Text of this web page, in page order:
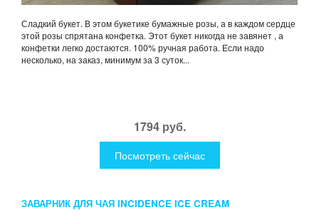
Сладкий букет. В этом букетике бумажные розы, а в каждом сердце
этой розы спрятана конфетка. Этот букет никогда не завянет , а
конфетки легко достаются. 100% ручная работа. Если надо
несколько, на заказ, минимум за 3 суток...
1794 руб.
Посмотреть сейчас
ЗАВАРНИК ДЛЯ ЧАЯ INCIDENCE ICE CREAM